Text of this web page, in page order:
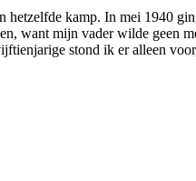
kamp. In mei 1940
mijn vader wilde geen
stond ik er alleen